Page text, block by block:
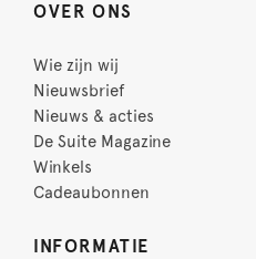
OVER ONS
Wie zijn wij
Nieuwsbrief
Nieuws & acties
De Suite Magazine
Winkels
Cadeaubonnen
INFORMATIE